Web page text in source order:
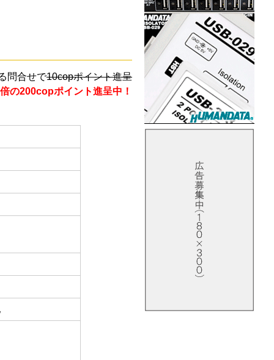
問合せで10copポイント進呈
の200copポイント進呈中！